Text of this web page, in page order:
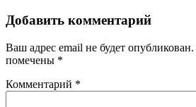
Добавить комментарий
Ваш адрес email не будет опубликован.
помечены *
Комментарий *